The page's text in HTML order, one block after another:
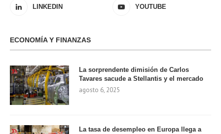
LINKEDIN YOUTUBE
ECONOMÍA Y FINANZAS
La sorprendente dimisión de Carlos
Tavares sacude a Stellantis y el mercado
agosto 6, 2025
La tasa de desempleo en Europa llega a